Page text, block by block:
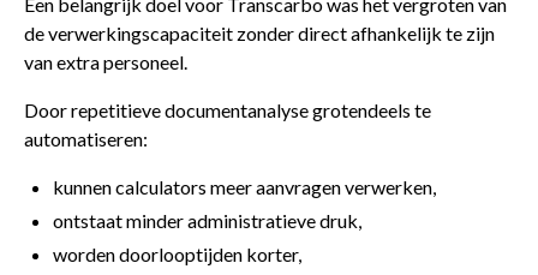
Een belangrijk doel voor Transcarbo was het vergroten van
de verwerkingscapaciteit zonder direct afhankelijk te zijn
van extra personeel.
Door repetitieve documentanalyse grotendeels te
automatiseren:
kunnen calculators meer aanvragen verwerken,
ontstaat minder administratieve druk,
worden doorlooptijden korter,